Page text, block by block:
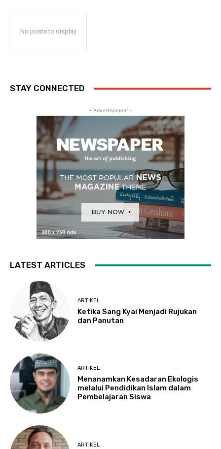
No posts to display
STAY CONNECTED
- Advertisement -
LATEST ARTICLES
ARTIKEL
Ketika Sang Kyai Menjadi Rujukan
dan Panutan
ARTIKEL
Menanamkan Kesadaran Ekologis
melalui Pendidikan Islam dalam
Pembelajaran Siswa
ARTIKEL